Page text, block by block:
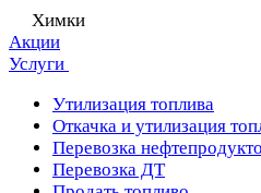
Химки
Акции
Услуги
Утилизация топлива
Откачка и утилизация
Перевозка
Перевозка ДТ